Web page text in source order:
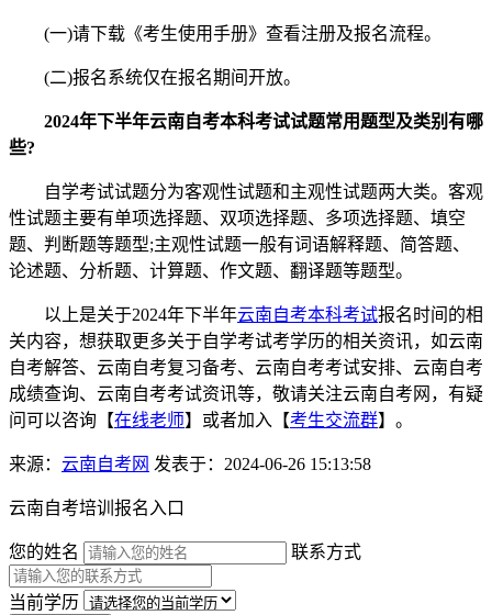
(一)请下载《考生使用手册》查看注册及报名流程。
(二)报名系统仅在报名期间开放。
2024年下半年云南自考本科考试试题常用题型及类别有哪
些?
自学考试试题分为客观性试题和主观性试题两大类。客观
性试题主要有单项选择题、双项选择题、多项选择题、填空
题、判断题等题型;主观性试题一般有词语解释题、简答题、
论述题、分析题、计算题、作文题、翻译题等题型。
以上是关于2024年下半年云南自考本科考试报名时间的相
关内容，想获取更多关于自学考试考学历的相关资讯，如云南
自考解答、云南自考复习备考、云南自考考试安排、云南自考
成绩查询、云南自考考试资讯等，敬请关注云南自考网，有疑
问可以咨询【在线老师】或者加入【考生交流群】。
来源： 云南自考网 发表于：2024-06-26 15:13:58
云南自考培训报名入口
您的姓名 联系方式
当前学历